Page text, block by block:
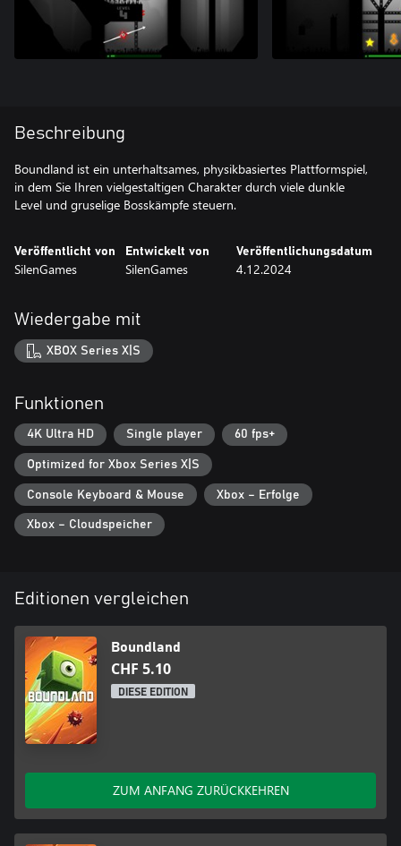
Beschreibung
Boundland ist ein unterhaltsames, physikbasiertes Plattformspiel,
in dem Sie Ihren vielgestaltigen Charakter durch viele dunkle
Level und gruselige Bosskämpfe steuern.
Veröffentlicht von
SilenGames
Entwickelt von
SilenGames
Veröffentlichungsdatum
4.12.2024
Wiedergabe mit
XBOX Series X|S
Funktionen
4K Ultra HD Single player 60 fps+
Optimized for Xbox Series X|S
Console Keyboard & Mouse Xbox – Erfolge
Xbox – Cloudspeicher
Editionen vergleichen
Boundland
CHF 5.10
DIESE EDITION
ZUM ANFANG ZURÜCKKEHREN